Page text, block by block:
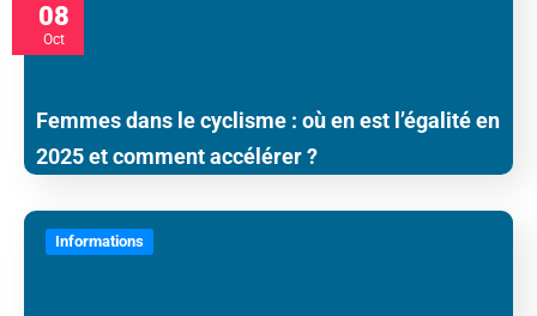
08
Oct
Femmes dans le cyclisme : où en est l’égalité en
2025 et comment accélérer ?
Informations